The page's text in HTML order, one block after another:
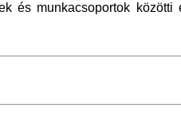
és munkacsoportok közötti